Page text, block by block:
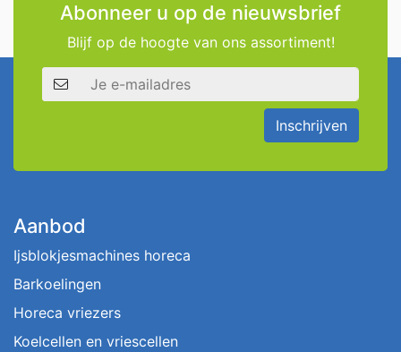
Abonneer u op de nieuwsbrief
Blijf op de hoogte van ons assortiment!
E-mailadres
Inschrijven
Aanbod
Ijsblokjesmachines horeca
Barkoelingen
Horeca vriezers
Koelcellen en vriescellen